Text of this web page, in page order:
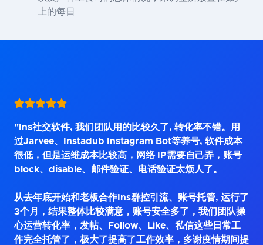
上的每日
"Ins社交软件, 我们团队用的比较久了, 转化率不错。用
过Jarvee、Instadub Instagram Bot等养号, 软件成本
很低，但是运维成本比较高，网络 IP需要自己弄，账号
block、disable、邮件验证、电话验证太烦人了。
从去年底开始和老板合作Ins群控引流、账号托管, 运行了
3个月，结果整体比较满意，账号安全多了，我们团队操
心运营转化率，发帖、Follow、Like、私信这些日常工
作完全托管了，极大了提高了工作效率，多谢疫情期间提